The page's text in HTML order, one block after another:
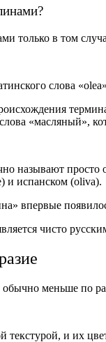
только в том
слова
«масляный»,
называют просто
и испанском (oliva).
впервые
чисто
меньше по
и их